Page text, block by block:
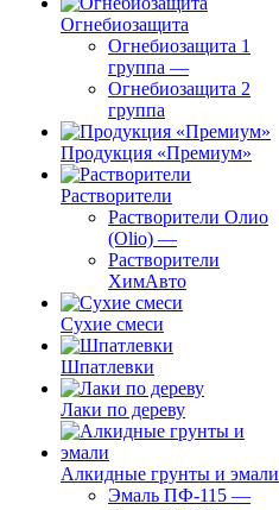
Огнебиозащита
Огнебиозащита 1
группа —
Огнебиозащита 2
группа
Продукция «Премиум»
Растворители
Растворители Олио
(Olio) —
Растворители
ХимАвто
Сухие смеси
Шпатлевки
Лаки по дереву
Алкидные грунты и эмали
Эмаль ПФ-115 —